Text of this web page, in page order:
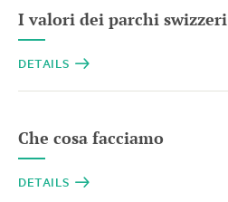
I valori dei parchi swizzeri
DETAILS
Che cosa facciamo
DETAILS